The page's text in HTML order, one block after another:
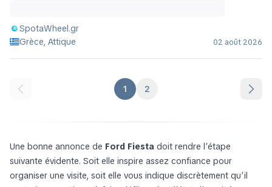
SpotaWheel.gr
Grèce, Attique
02 août 2026
1 2
Une bonne annonce de Ford Fiesta doit rendre l’étape
suivante évidente. Soit elle inspire assez confiance pour
organiser une visite, soit elle vous indique discrètement qu’il